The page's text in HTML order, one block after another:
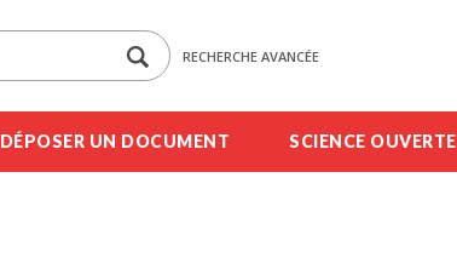
RECHERCHE AVANCÉE
DÉPOSER UN DOCUMENT SCIENCE OUVERTE